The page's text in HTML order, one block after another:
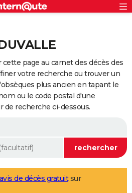
page au carnet des décès des
votre recherche ou trouver un
plus ancien en tapant le
ou le code postal d'une
recherche ci-dessous.
avis de décès gratuitsur